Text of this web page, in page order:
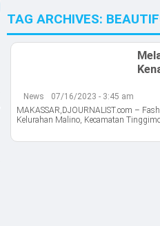
TAG ARCHIVES:
News
07/16/2023 - 3:45 am
MAKASSAR,DJOURNALIST.com –
Kelurahan Malino, Kecamatan